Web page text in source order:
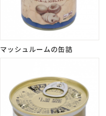
マッシュルームの缶詰